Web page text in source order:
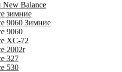
New Balance
зимние
9060 Зимние
9060
XC-72
2002r
327
530